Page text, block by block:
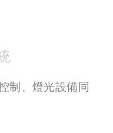
制、燈光設備同